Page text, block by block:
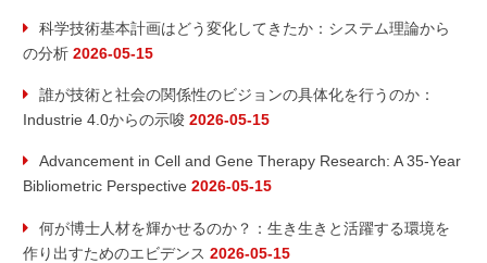
科学技術基本計画はどう変化してきたか：システム理論から
の分析 2026-05-15
誰が技術と社会の関係性のビジョンの具体化を行うのか：
Industrie 4.0からの示唆 2026-05-15
Advancement in Cell and Gene Therapy Research: A 35-Year
Bibliometric Perspective 2026-05-15
何が博士人材を輝かせるのか？：生き生きと活躍する環境を
作り出すためのエビデンス 2026-05-15